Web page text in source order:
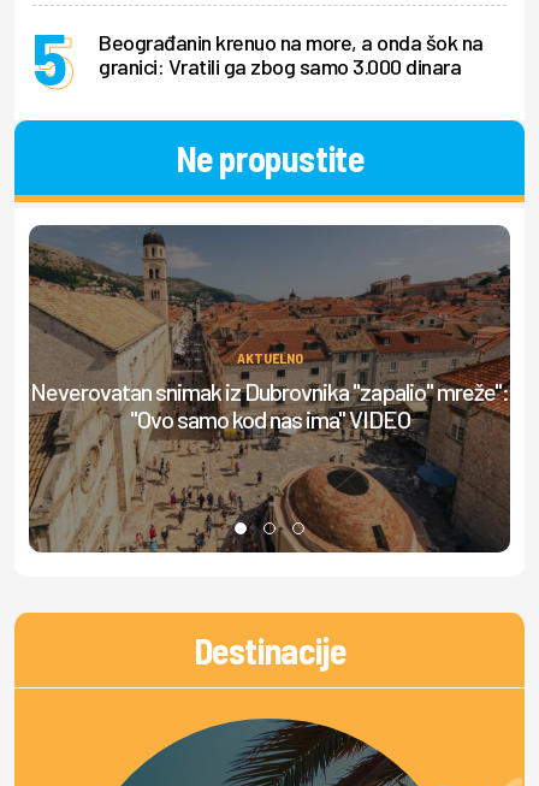
Beograđanin krenuo na more, a onda šok na
granici: Vratili ga zbog samo 3.000 dinara
Ne propustite
AKTUELNO
Neverovatan snimak iz Dubrovnika "zapalio" mreže":
"Ovo samo kod nas ima" VIDEO
Destinacije